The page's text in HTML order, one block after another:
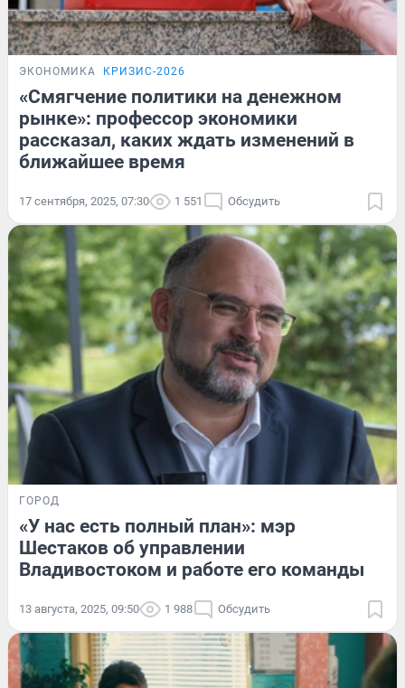
ЭКОНОМИКА КРИЗИС-2026
«Смягчение политики на денежном
рынке»: профессор экономики
рассказал, каких ждать изменений в
ближайшее время
17 сентября, 2025, 07:30 1 551 Обсудить
ГОРОД
«У нас есть полный план»: мэр
Шестаков об управлении
Владивостоком и работе его команды
13 августа, 2025, 09:50 1 988 Обсудить